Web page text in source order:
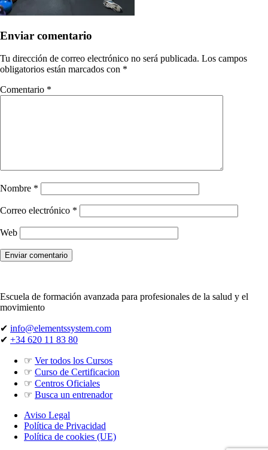
Enviar comentario
Tu dirección de correo electrónico no será publicada. Los campos
obligatorios están marcados con *
Comentario *
Nombre *
Correo electrónico *
Web
Escuela de formación avanzada para profesionales de la salud y el
movimiento
✔ info@elementssystem.com
✔ +34 620 11 83 80
☞ Ver todos los Cursos
☞ Curso de Certificacion
☞ Centros Oficiales
☞ Busca un entrenador
Aviso Legal
Política de Privacidad
Política de cookies (UE)